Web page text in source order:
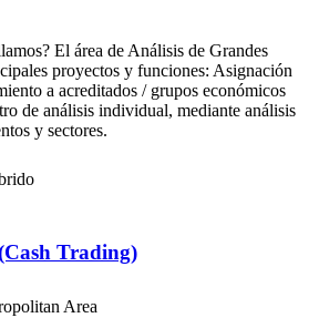
El área de Análisis de Grandes
proyectos y funciones: Asignación
a acreditados / grupos económicos
de análisis individual, mediante análisis
y sectores.
Trading)
Area